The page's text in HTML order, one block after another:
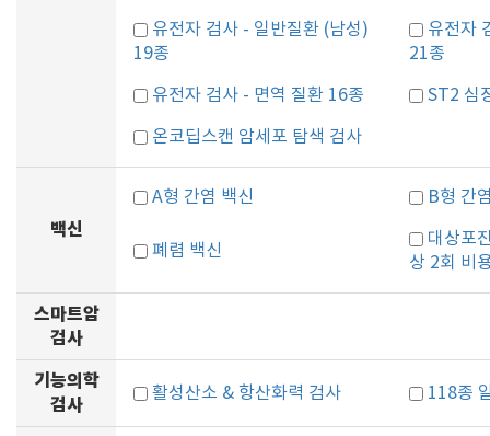
유전자 검사 - 일반질환 (남성)
19종
유전자
21종
유전자 검사 - 면역 질환 16종 ST2 심
온코딥스캔 암세포 탐색 검사
백신
A형 간염 백신 B형 간
폐렴 백신
대상포
상 2회 비
스마트암
검사
기능의학
검사
활성산소 & 항산화력 검사 118종